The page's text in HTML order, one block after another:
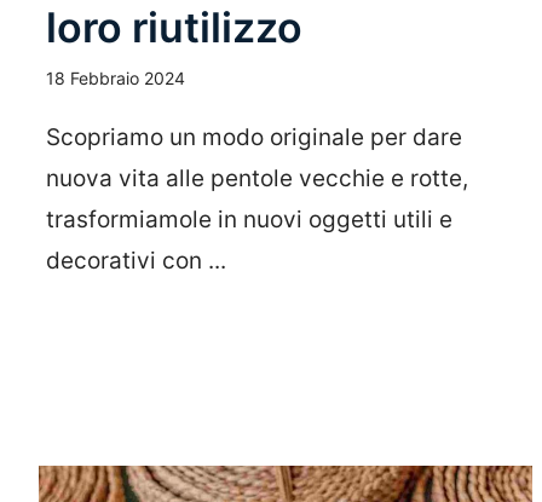
loro riutilizzo
18 Febbraio 2024
Scopriamo un modo originale per dare
nuova vita alle pentole vecchie e rotte,
trasformiamole in nuovi oggetti utili e
decorativi con ...